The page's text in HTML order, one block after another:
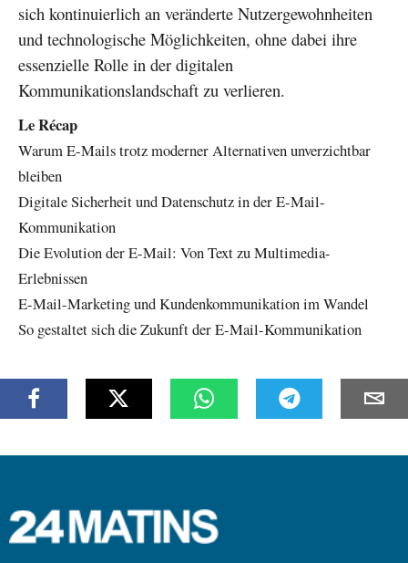
sich kontinuierlich an veränderte Nutzergewohnheiten
und technologische Möglichkeiten, ohne dabei ihre
essenzielle Rolle in der digitalen
Kommunikationslandschaft zu verlieren.
Le Récap
Warum E-Mails trotz moderner Alternativen unverzichtbar
bleiben
Digitale Sicherheit und Datenschutz in der E-Mail-
Kommunikation
Die Evolution der E-Mail: Von Text zu Multimedia-
Erlebnissen
E-Mail-Marketing und Kundenkommunikation im Wandel
So gestaltet sich die Zukunft der E-Mail-Kommunikation